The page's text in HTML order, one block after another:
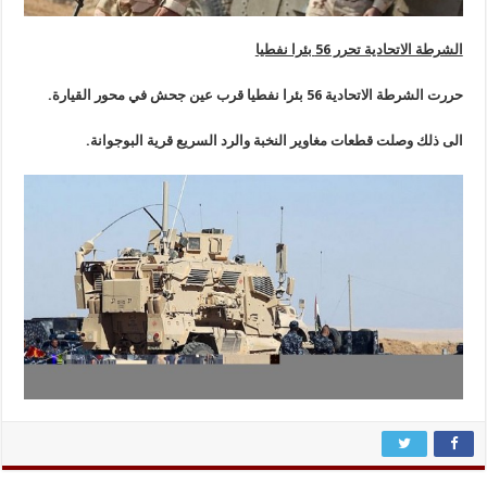
الشرطة الاتحادية تحرر 56 بئرا نفطيا
حررت الشرطة الاتحادية 56 بئرا نفطيا قرب عين جحش في محور القيارة.
الى ذلك وصلت قطعات مغاوير النخبة والرد السريع قرية البوجوانة.